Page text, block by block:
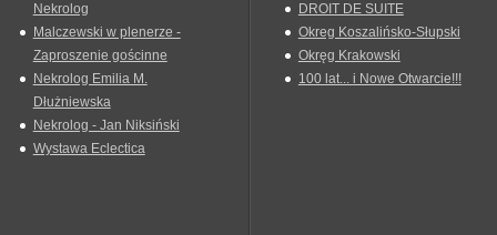
Nekrolog
Malczewski w plenerze -
Zaproszenie gościnne
Nekrolog Emilia M.
Dłużniewska
Nekrolog - Jan Niksiński
Wystawa Eclectica
DROIT DE SUITE
Okreg Koszalińsko-Słupski
Okręg Krakowski
100 lat... i Nowe Otwarcie!!!